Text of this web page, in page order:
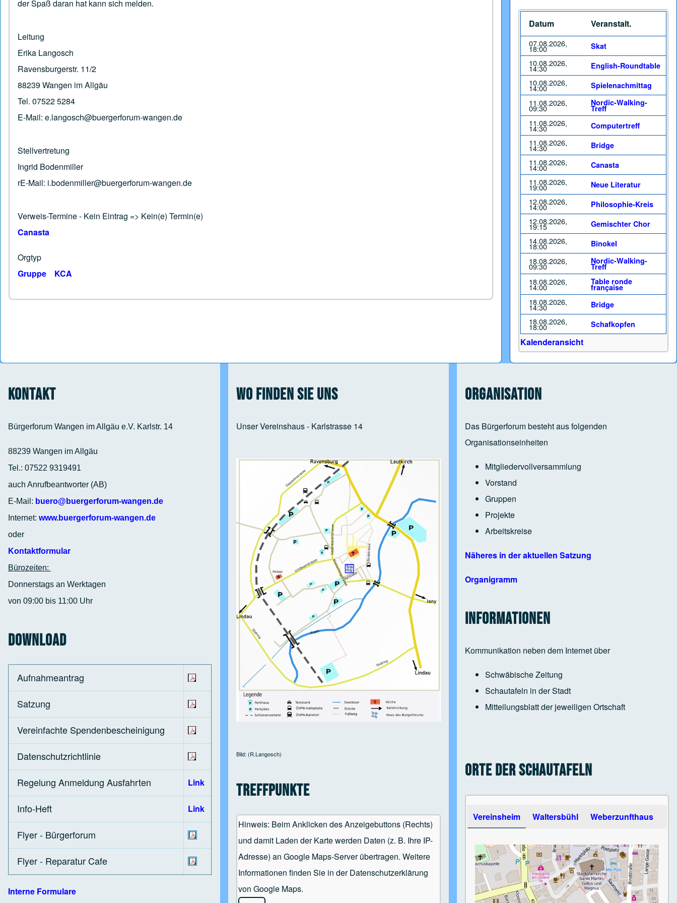
der Spaß daran hat kann sich melden.
Leitung
Erika Langosch
Ravensburgerstr. 11/2
88239 Wangen im Allgäu
Tel. 07522 5284
E-Mail: e.langosch@buergerforum-wangen.de
Stellvertretung
Ingrid Bodenmiller
rE-Mail: i.bodenmiller@buergerforum-wangen.de
Verweis-Termine - Kein Eintrag => Kein(e) Termin(e)
Canasta
Orgtyp
Gruppe
KCA
Datum Veranstalt.
07.08.2026,
18:00 Skat
10.08.2026,
14:30 English-Roundtable
10.08.2026,
14:00 Spielenachmittag
11.08.2026,
09:30
Nordic-Walking-
Treff
11.08.2026,
14:30 Computertreff
11.08.2026,
14:30 Bridge
11.08.2026,
14:00 Canasta
11.08.2026,
19:00 Neue Literatur
12.08.2026,
14:00 Philosophie-Kreis
12.08.2026,
19:15 Gemischter Chor
14.08.2026,
18:00 Binokel
18.08.2026,
09:30
Nordic-Walking-
Treff
18.08.2026,
14:00
Table ronde
française
18.08.2026,
14:30 Bridge
18.08.2026,
18:00 Schafkopfen
Kalenderansicht
Kontakt
Bürgerforum Wangen im Allgäu e.V. Karlstr. 14
88239 Wangen im Allgäu
Tel.: 07522 9319491
auch Anrufbeantworter (AB)
E-Mail: buero@buergerforum-wangen.de
Internet: www.buergerforum-wangen.de
oder
Kontaktformular
Bürozeiten:
Donnerstags an Werktagen
von 09:00 bis 11:00 Uhr
Download
Aufnahmeantrag
Satzung
Vereinfachte Spendenbescheinigung
Datenschutzrichtlinie
Regelung Anmeldung Ausfahrten
Link
Info-Heft Link
Flyer - Bürgerforum
Flyer - Reparatur Cafe
Interne Formulare
Wo finden Sie uns
Unser Vereinshaus - Karlstrasse 14
Bild: (R.Langosch)
Treffpunkte
Hinweis: Beim Anklicken des Anzeigebuttons (Rechts)
und damit Laden der Karte werden Daten (z. B. Ihre IP-
Adresse) an Google Maps-Server übertragen. Weitere
Informationen finden Sie in der Datenschutzerklärung
von Google Maps.
Organisation
Das Bürgerforum besteht aus folgenden
Organisationseinheiten
Mitgliedervollversammlung
Vorstand
Gruppen
Projekte
Arbeitskreise
Näheres in der aktuellen Satzung
Organigramm
Informationen
Kommunikation neben dem Internet über
Schwäbische Zeitung
Schautafeln in der Stadt
Mitteilungsblatt der jeweiligen Ortschaft
Orte der Schautafeln
Use the arrow keys to navigate between tabs
Vereinsheim Waltersbühl Weberzunfthaus